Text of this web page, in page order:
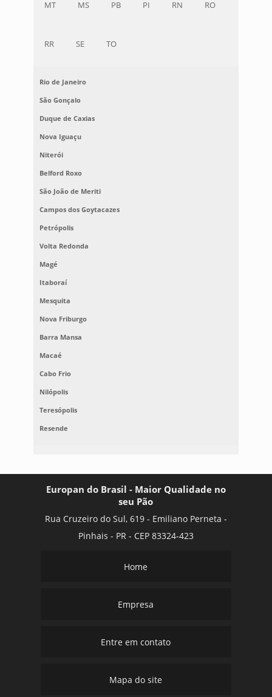
MT MS PB PI RN RO
RR SE TO
Rio de Janeiro
São Gonçalo
Duque de Caxias
Nova Iguaçu
Niterói
Belford Roxo
São João de Meriti
Campos dos Goytacazes
Petrópolis
Volta Redonda
Magé
Itaboraí
Mesquita
Nova Friburgo
Barra Mansa
Macaé
Cabo Frio
Nilópolis
Teresópolis
Resende
Europan do Brasil - Maior Qualidade no
seu Pão
Rua Cruzeiro do Sul, 619 - Emiliano Perneta -
Pinhais - PR - CEP 83324-423
Home
Empresa
Entre em contato
Mapa do site